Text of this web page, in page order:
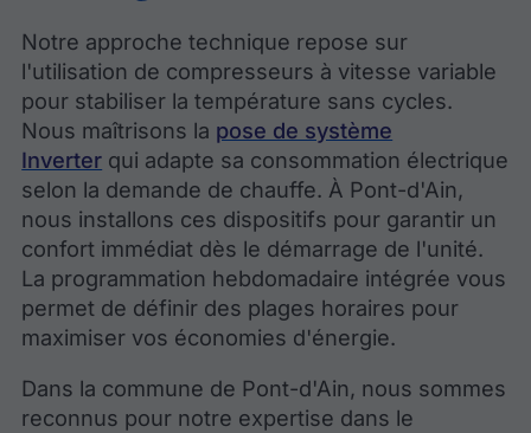
Notre approche technique repose sur
l'utilisation de compresseurs à vitesse variable
pour stabiliser la température sans cycles.
Nous maîtrisons la pose de système
Inverter qui adapte sa consommation électrique
selon la demande de chauffe. À Pont-d'Ain,
nous installons ces dispositifs pour garantir un
confort immédiat dès le démarrage de l'unité.
La programmation hebdomadaire intégrée vous
permet de définir des plages horaires pour
maximiser vos économies d'énergie.
Dans la commune de Pont-d'Ain, nous sommes
reconnus pour notre expertise dans le